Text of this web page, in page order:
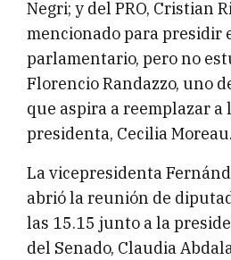
Negri; y del PRO, Cristian
mencionado para presidir
parlamentario, pero no
Florencio Randazzo, uno
que aspira a reemplazar a
presidenta, Cecilia Moreau.
La vicepresidenta
abrió la reunión de
las 15.15 junto a la
del Senado, Claudia